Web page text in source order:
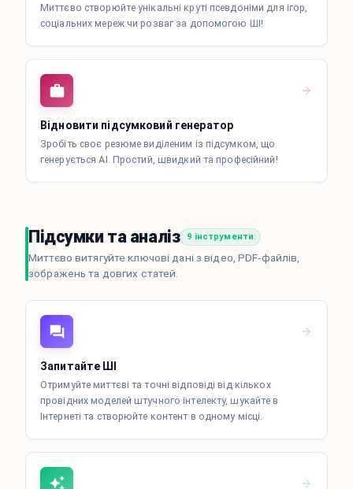
Миттєво створюйте унікальні круті псевдоніми для ігор,
соціальних мереж чи розваг за допомогою ШІ!
Відновити підсумковий генератор
Зробіть своє резюме виділеним із підсумком, що
генерується AI. Простий, швидкий та професійний!
Підсумки та аналіз 9 інструменти
Миттєво витягуйте ключові дані з відео, PDF-файлів,
зображень та довгих статей.
Запитайте ШІ
Отримуйте миттєві та точні відповіді від кількох
провідних моделей штучного інтелекту, шукайте в
Інтернеті та створюйте контент в одному місці.